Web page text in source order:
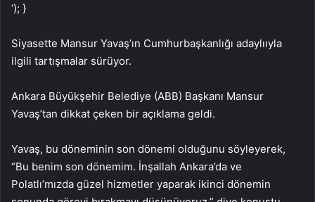
‘); }
Siyasette Mansur Yavaş’ın Cumhurbaşkanlığı adaylııyla
ilgili tartışmalar sürüyor.
Ankara Büyükşehir Belediye (ABB) Başkanı Mansur
Yavaş’tan dikkat çeken bir açıklama geldi.
Yavaş, bu döneminin son dönemi olduğunu söyleyerek,
“Bu benim son dönemim. İnşallah Ankara’da ve
Polatlı’mızda güzel hizmetler yaparak ikinci dönemin